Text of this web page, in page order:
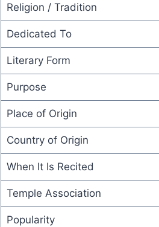
Religion / Tradition
Dedicated To
Literary Form
Purpose
Place of Origin
Country of Origin
When It Is Recited
Temple Association
Popularity